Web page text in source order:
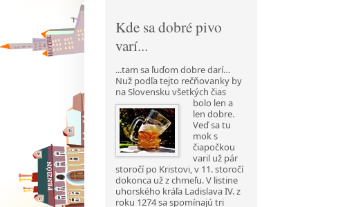
Kde sa dobré pivo
varí...
...tam sa ľuďom dobre darí…
Nuž podľa tejto rečňovanky by
na Slovensku všetkých čias
bolo len a
len dobre.
Veď sa tu
mok s
čiapočkou
varil už pár
storočí po Kristovi, v 11. storočí
dokonca už z chmeľu. V listine
uhorského kráľa Ladislava IV. z
roku 1274 sa spomínajú tri